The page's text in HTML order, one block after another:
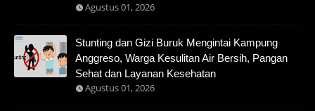
Agustus 01, 2026
Stunting dan Gizi Buruk Mengintai Kampung
Anggreso, Warga Kesulitan Air Bersih, Pangan
Sehat dan Layanan Kesehatan
Agustus 01, 2026